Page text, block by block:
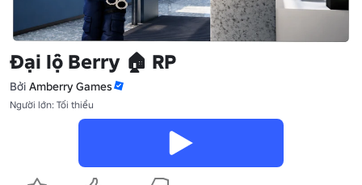
Đại lộ Berry 🏠 RP
Bởi Amberry Games
Người lớn: Tối thiểu